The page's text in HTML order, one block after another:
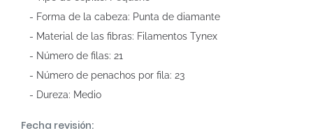
- Forma de la cabeza: Punta de diamante
- Material de las fibras: Filamentos Tynex
- Número de filas: 21
- Número de penachos por fila: 23
- Dureza: Medio
Fecha revisión: